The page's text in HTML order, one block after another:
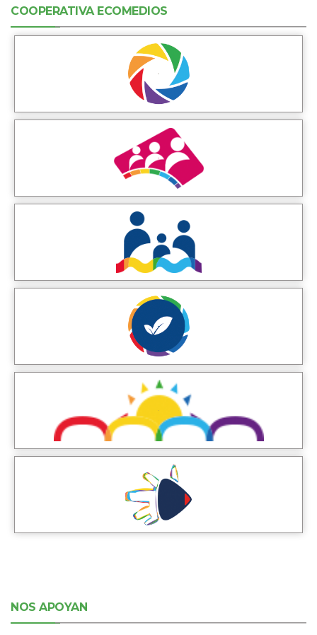
COOPERATIVA ECOMEDIOS
NOS APOYAN